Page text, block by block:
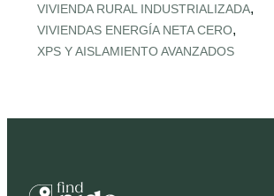
VIVIENDA RURAL INDUSTRIALIZADA,
VIVIENDAS ENERGÍA NETA CERO,
XPS Y AISLAMIENTO AVANZADOS